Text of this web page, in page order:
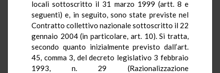
locali sottoscritto il 31 marzo 1999 (artt. 8 e
seguenti) e, in seguito, sono state previste nel
Contratto collettivo nazionale sottoscritto il 22
gennaio 2004 (in particolare, art. 10). Si tratta,
secondo quanto inizialmente previsto dall’art.
45, comma 3, del decreto legislativo 3 febbraio
1993, n. 29 (Razionalizzazione